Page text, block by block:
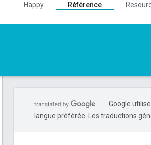
Happy Référence
Google
langue préférée. Les traductions